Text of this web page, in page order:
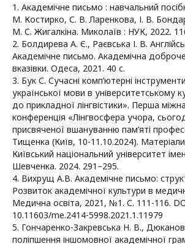
1. Академічне письмо : навчальний
М. Костирко, С. В. Ларенкова, І. В.
М. С. Жигалкіна. Миколаїв : НУК, 2022.
2. Болдирева А. Є., Раєвська І. В.
Академічне письмо. Академічна
вказівки. Одеса, 2021. 40 с.
3. Бук С. Сучасні комп’ютерні
української мови в університетському
до прикладної лінгвістики». Перша
конференція «Лінгвосфера учора,
присвяченої вшануванню пам’яті
Тищенка (Київ, 10-11.10.2024).
Київський національний університет
Шевченка. 2024. 291–295.
4. Вихрущ А.В. Академічне письмо:
Розвиток академічної культури в
Медична освіта, 2021, №1. С. 111-116.
10.11603/me.2414-5998.2021.1.11979
5. Гончаренко-Закревська Н. В.,
поліпшення іншомовної академічної